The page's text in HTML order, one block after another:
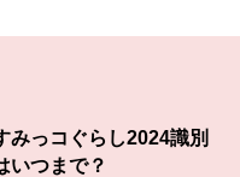
みっコぐらし2024識別
いつまで？